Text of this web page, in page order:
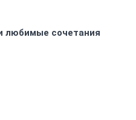
любимые сочетания